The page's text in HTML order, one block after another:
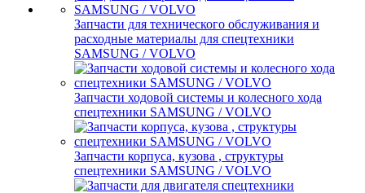
Запчасти для технического обслуживания и
расходные материалы для спецтехники
SAMSUNG / VOLVO
Запчасти ходовой системы и колесного хода
спецтехники SAMSUNG / VOLVO
Запчасти корпуса, кузова , структуры
спецтехники SAMSUNG / VOLVO